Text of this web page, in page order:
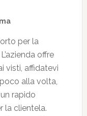
per la
offre
visti, affidatevi
alla volta,
rapido
la clientela.